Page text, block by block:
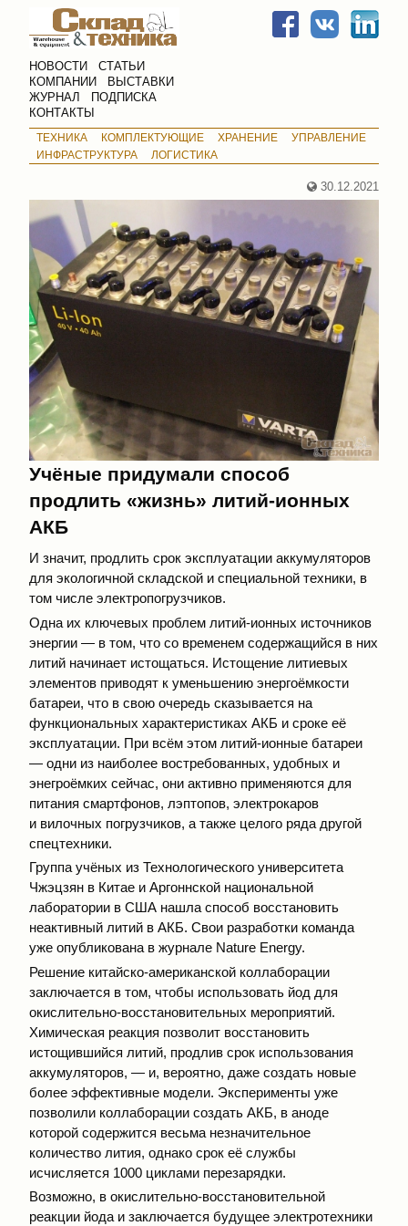
НОВОСТИ
СТАТЬИ
КОМПАНИИ
ВЫСТАВКИ
ЖУРНАЛ
ПОДПИСКА
КОНТАКТЫ
ТЕХНИКА КОМПЛЕКТУЮЩИЕ ХРАНЕНИЕ
УПРАВЛЕНИЕ
ИНФРАСТРУКТУРА
ЛОГИСТИКА
30.12.2021
Учёные придумали способ
продлить «жизнь» литий-ионных
АКБ
И значит, продлить срок эксплуатации аккумуляторов
для экологичной складской и специальной техники, в
том числе электропогрузчиков.
Одна их ключевых проблем литий-ионных источников
энергии — в том, что со временем содержащийся в них
литий начинает истощаться. Истощение литиевых
элементов приводят к уменьшению энергоёмкости
батареи, что в свою очередь сказывается на
функциональных характеристиках АКБ и сроке её
эксплуатации. При всём этом литий-ионные батареи
— одни из наиболее востребованных, удобных и
энегроёмких сейчас, они активно применяются для
питания смартфонов, лэптопов, электрокаров
и вилочных погрузчиков, а также целого ряда другой
спецтехники.
Группа учёных из Технологического университета
Чжэцзян в Китае и Аргоннской национальной
лаборатории в США нашла способ восстановить
неактивный литий в АКБ. Свои разработки команда
уже опубликована в журнале Nature Energy.
Решение китайско-американской коллаборации
заключается в том, чтобы использовать йод для
окислительно-восстановительных мероприятий.
Химическая реакция позволит восстановить
истощившийся литий, продлив срок использования
аккумуляторов, — и, вероятно, даже создать новые
более эффективные модели. Эксперименты уже
позволили коллаборации создать АКБ, в аноде
которой содержится весьма незначительное
количество лития, однако срок её службы
исчисляется 1000 циклами перезарядки.
Возможно, в окислительно-восстановительной
реакции йода и заключается будущее электротехники